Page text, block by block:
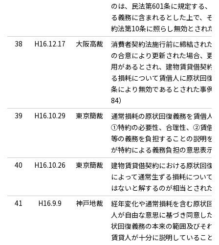
のは、民法第601条に規定する、
る義務に含まれるとした上で、そ
約法第10条に照らし無効とされた
38
H16.12.17 大阪高裁
消費者契約法施行前に締結された
の合意により更新された場合、更
用があるとされ、建物賃貸借契約
る損耗について賃借人に原状回復
条により無効であるとされた事例
84）
39
H16.10.29 東京簡裁
通常損耗の原状回復義務を賃借人
①特約の必要性、合理性、②賃借
等の義務を負担することの説明を
が特約による義務負担の意思表示
40
H16.10.26 東京簡裁
建物賃貸借契約における原状回復
によって通常生ずる損耗について
はないと解するのが相当とされた
41
H16.9.9 神戸地裁
経年変化や通常損耗を含む原状回
人が自由な意思に基づき同意した
状回復義務の本来の範囲及びそれ
賃貸人が十分に説明していること